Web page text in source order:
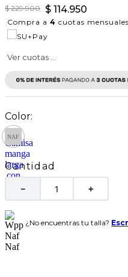
$ 229.900 $ 114.950
Compra a 4 cuotas
Ver cuotas ...
Cantidad
＋
－
¿No encuentras tu talla?